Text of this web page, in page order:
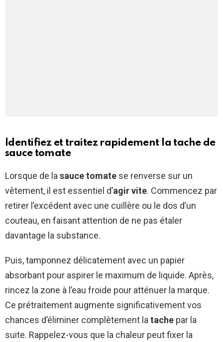
Identifiez et traitez rapidement la tache de
sauce tomate
Lorsque de lasauce tomate se renverse sur un
vêtement, il est essentiel d’agir vite. Commencez par
retirer l’excédent avec une cuillère ou le dos d’un
couteau, en faisant attention de ne pas étaler
davantage la substance.
Puis, tamponnez délicatement avec un papier
absorbant pour aspirer le maximum de liquide. Après,
rincez la zone à l’eau froide pour atténuer la marque.
Ce prétraitement augmente significativement vos
chances d’éliminer complètement latache par la
suite. Rappelez-vous que la chaleur peut fixer la